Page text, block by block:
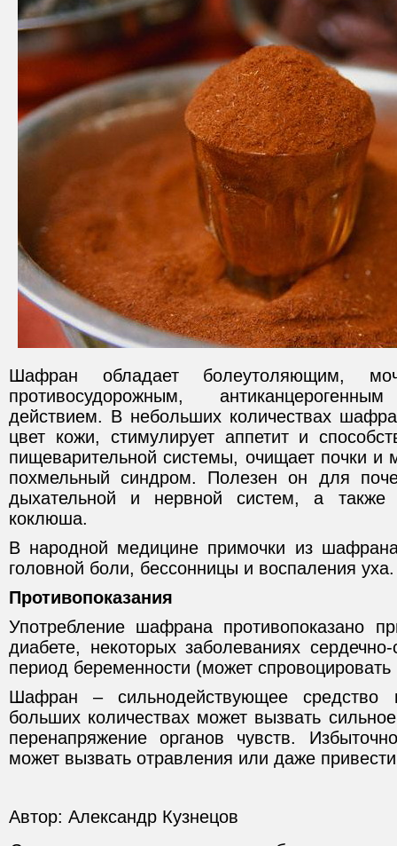
Шафран обладает болеутоляющим,
противосудорожным,
действием. В небольших количествах
цвет кожи, стимулирует аппетит и
пищеварительной системы, очищает почки и
похмельный синдром. Полезен он для
дыхательной и нервной систем, а
коклюша.
В народной медицине примочки из
головной боли, бессонницы и воспаления уха.
Противопоказания
Употребление шафрана противопоказано
диабете, некоторых заболеваниях
период беременности (может
Шафран – сильнодействующее средство
больших количествах может вызвать
перенапряжение органов чувств.
может вызвать отравления или даже
Автор: Александр Кузнецов